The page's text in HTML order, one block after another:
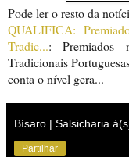
Pode ler o resto da
QUALIFICA:
Tradic...: Premiados
Tradicionais
conta o nível gera...
Bísaro | Salsicharia
Partilhar